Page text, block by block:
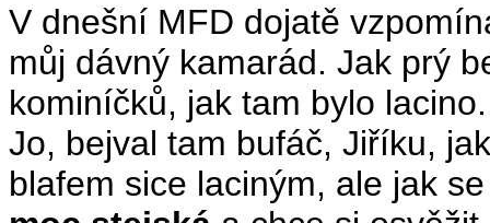
V dnešní MFD dojatě
můj dávný kamarád. Jak prý
kominíčků, jak tam bylo
Jo, bejval tam bufáč, Jiříku,
blafem sice laciným, ale jak